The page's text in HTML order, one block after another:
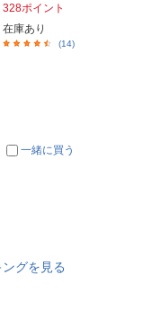
328ポイント
在庫あり
(14)
一緒に買う
グを見る